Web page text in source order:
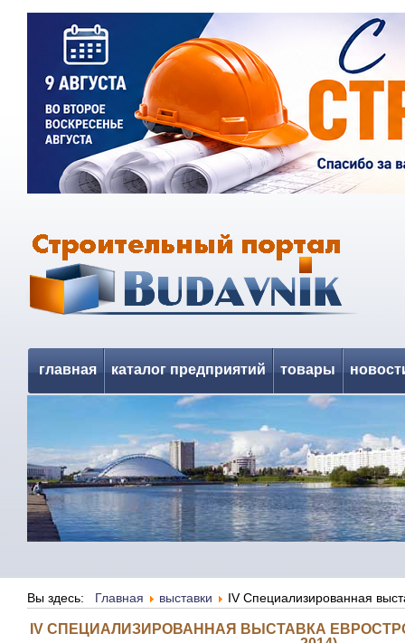
главная каталог предприятий товары
Вы здесь: Главная выставки IV Специализированная
IV СПЕЦИАЛИЗИРОВАННАЯ ВЫСТАВКА